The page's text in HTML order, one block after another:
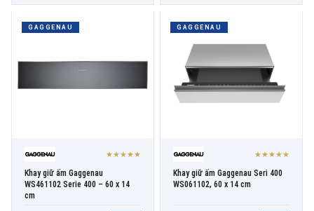
GAGGENAU
★★★★★
Khay giữ ấm Gaggenau
WS461102 Serie 400 – 60 x 14
cm
GAGGENAU
★★★★★
Khay giữ ấm Gaggenau Seri 400
WS061102, 60 x 14 cm